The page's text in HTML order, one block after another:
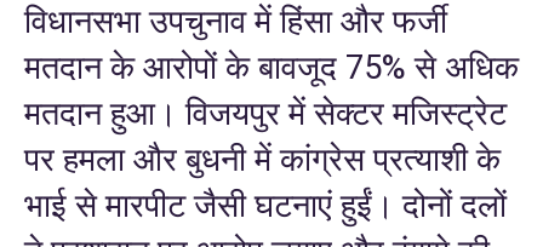
विधानसभा उपचुनाव में हिंसा और फर्जी
मतदान के आरोपों के बावजूद 75% से अधिक
मतदान हुआ। विजयपुर में सेक्टर मजिस्ट्रेट
पर हमला और बुधनी में कांग्रेस प्रत्याशी के
भाई से मारपीट जैसी घटनाएं हुईं। दोनों दलों